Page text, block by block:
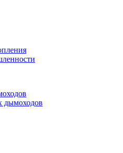
дымоходов